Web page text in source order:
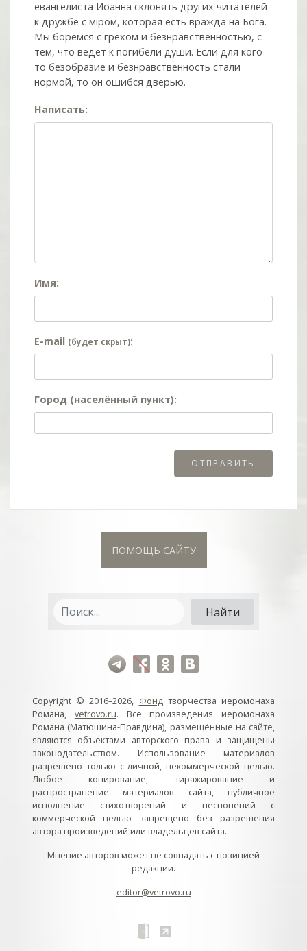
евангелиста Иоанна склонять других читателей
к дружбе с мiром, которая есть вражда на Бога.
Мы боремся с грехом и без­нрав­ствен­ностью, с
тем, что ведёт к погибели души. Если для кого-
то безобразие и безнравственность стали
нормой, то он ошибся дверью.
Написать:
Имя:
E-mail (будет скрыт):
Город (населённый пункт):
ПОМОЩЬ САЙТУ
Copyright © 2016–2026, Фондтворчества иеромонаха
Романа, vetrovo.ru. Все произведения иеромонаха
Романа (Матюшина-Правдина), размещённые на сайте,
являются объектами авторского права и защищены
законодательством. Использование материалов
разрешено только с личной, некоммерческой целью.
Любое копирование, тиражирование и
распространение материалов сайта, публичное
исполнение стихотворений и песнопений с
коммерческой целью запрещено без разрешения
автора произведений или владельцев сайта.
Мнение авторов может не совпадать с позицией
редакции.
editor@vetrovo.ru